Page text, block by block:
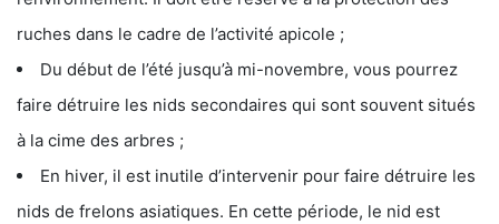
ruches dans le cadre de l’activité apicole ;
Du début de l’été jusqu’à mi-novembre, vous pourrez
faire détruire les nids secondaires qui sont souvent situés
à la cime des arbres ;
En hiver, il est inutile d’intervenir pour faire détruire les
nids de frelons asiatiques. En cette période, le nid est